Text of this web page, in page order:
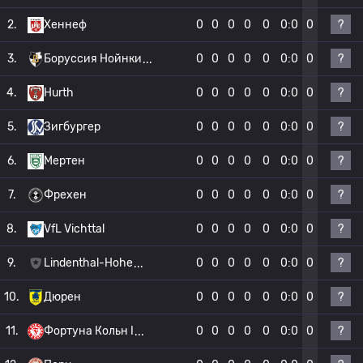
2. Хеннеф 0 0 0 0 0 0:0 0 ?
3. Боруссия Нойнки 0 0 0 0 0 0:0 0 ?
4. Hurth 0 0 0 0 0 0:0 0 ?
5. Зигбургер 0 0 0 0 0 0:0 0 ?
6. Мертен 0 0 0 0 0 0:0 0 ?
7. Фрехен 0 0 0 0 0 0:0 0 ?
8. VfL Vichttal 0 0 0 0 0 0:0 0 ?
9. Lindenthal-Hohe 0 0 0 0 0 0:0 0 ?
10. Дюрен 0 0 0 0 0 0:0 0 ?
11. Фортуна Кольн I 0 0 0 0 0 0:0 0 ?